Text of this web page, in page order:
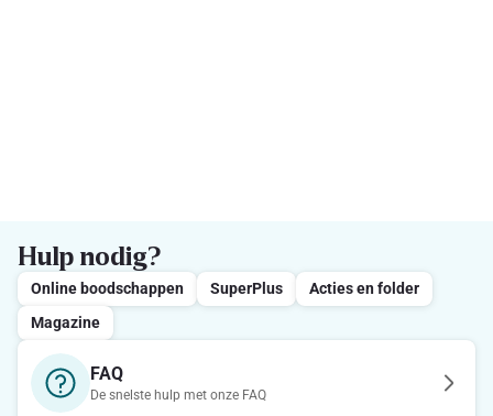
Hulp nodig?
Online boodschappen SuperPlus
Acties en folder
Magazine
FAQ
De snelste hulp met onze FAQ